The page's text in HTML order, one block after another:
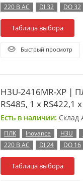
220 В AC
DI 32 DO 32
Таблица выбора
Быстрый просмотр
H3U-2416MR-XP |
RS485, 1 x RS422,1
Есть в наличии: Склад
ПЛК Inovance H3U
220 В AC
DI 24 DO 16
Таблица выбора